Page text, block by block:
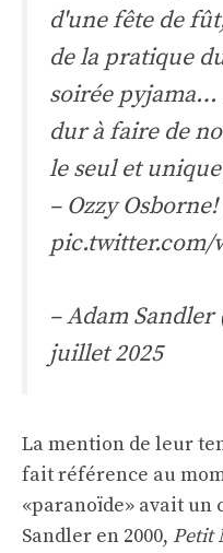
d'une fête de
de la pratique
soirée pyjama…
dur à faire de
le seul et
– Ozzy
pic.twitter.com/
– Adam
juillet 2025
La mention de leur
fait référence au
«paranoïde» avait un
Sandler en 2000, Petit